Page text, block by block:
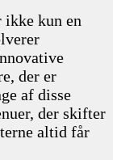
ikke kun en
der er
af disse
der skifter
altid får